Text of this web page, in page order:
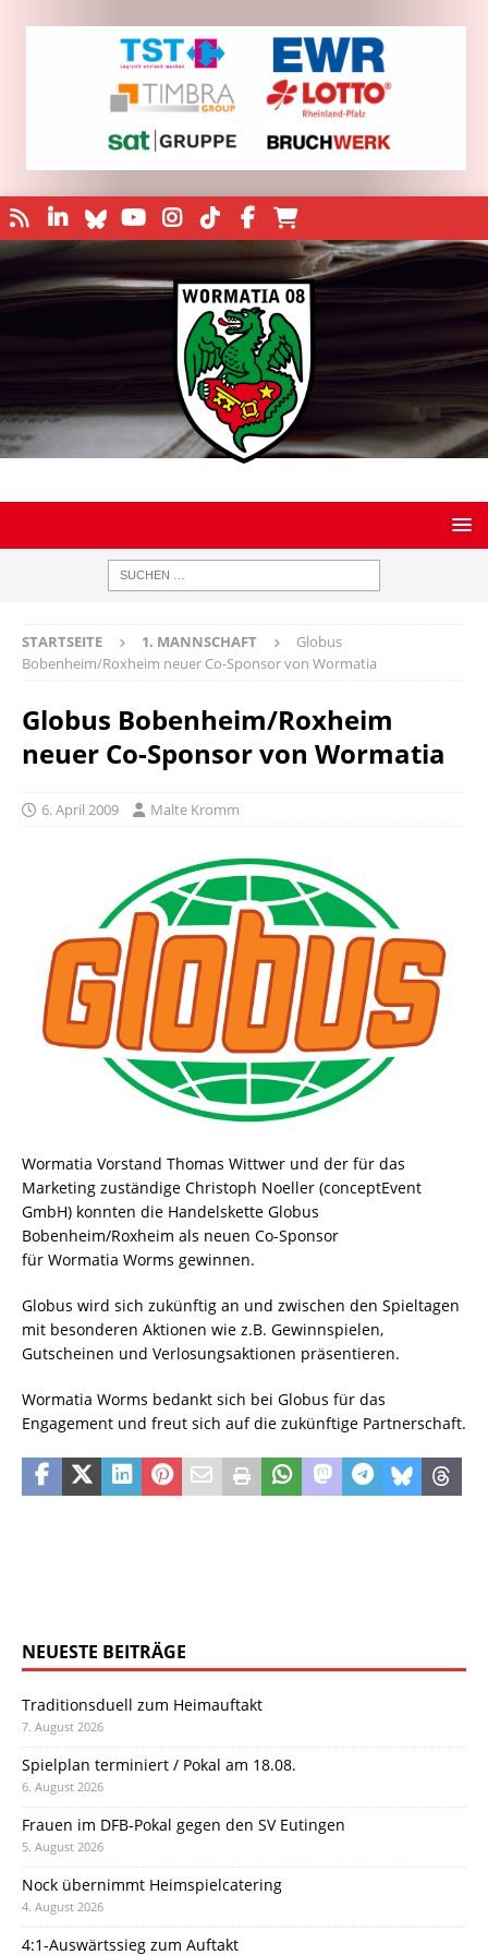
STARTSEITE 1. MANNSCHAFT
Globus
Bobenheim/Roxheim neuer Co-Sponsor von Wormatia
Globus Bobenheim/Roxheim
neuer Co-Sponsor von Wormatia
6. April 2009 Malte Kromm
Wormatia Vorstand Thomas Wittwer und der für das
Marketing zuständige Christoph Noeller (conceptEvent
GmbH) konnten die Handelskette Globus
Bobenheim/Roxheim als neuen Co-Sponsor
für Wormatia Worms gewinnen.
Globus wird sich zukünftig an und zwischen den Spieltagen
mit besonderen Aktionen wie z.B. Gewinnspielen,
Gutscheinen und Verlosungsaktionen präsentieren.
Wormatia Worms bedankt sich bei Globus für das
Engagement und freut sich auf die zukünftige Partnerschaft.
NEUESTE BEITRÄGE
Traditionsduell zum Heimauftakt
7. August 2026
Spielplan terminiert / Pokal am 18.08.
6. August 2026
Frauen im DFB-Pokal gegen den SV Eutingen
5. August 2026
Nock übernimmt Heimspielcatering
4. August 2026
4:1-Auswärtssieg zum Auftakt